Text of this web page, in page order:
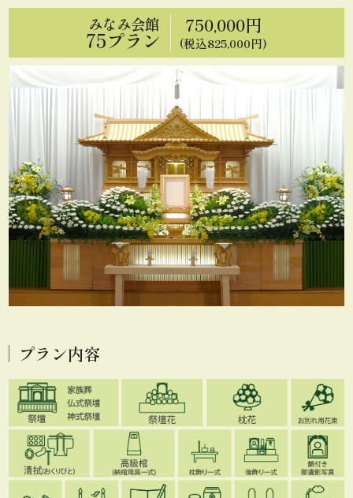
みなみ会館
75プラン
750,000円
(税込825,000円)
プラン内容